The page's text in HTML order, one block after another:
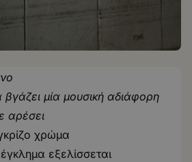
μία μουσική αδιάφορη
αρέσει
χρώμα
εξελίσσεται